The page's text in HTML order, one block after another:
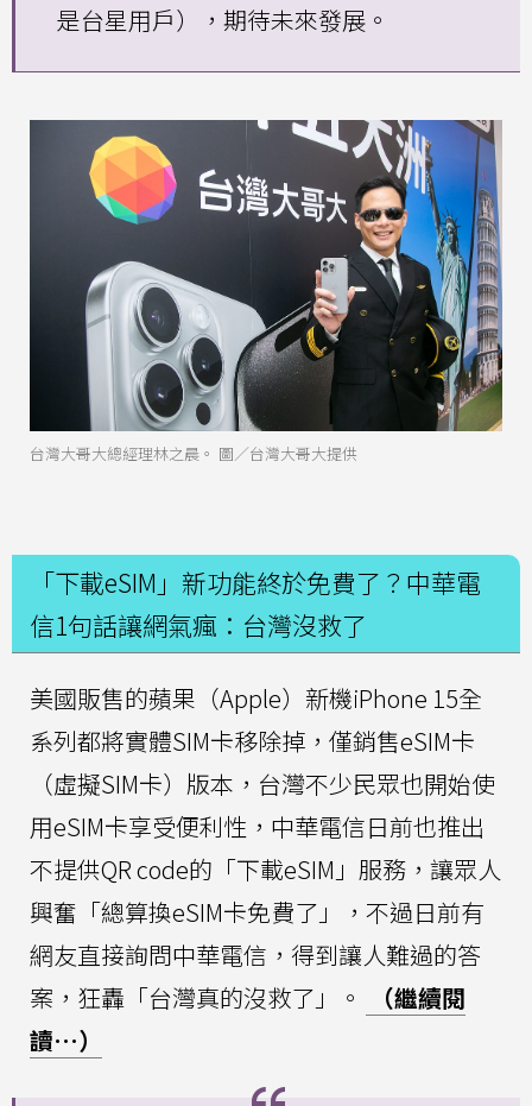
是台星用戶），期待未來發展。
台灣大哥大總經理林之晨。 圖／台灣大哥大提供
「下載eSIM」新功能終於免費了？中華電
信1句話讓網氣瘋：台灣沒救了
美國販售的蘋果（Apple）新機iPhone 15全
系列都將實體SIM卡移除掉，僅銷售eSIM卡
（虛擬SIM卡）版本，台灣不少民眾也開始使
用eSIM卡享受便利性，中華電信日前也推出
不提供QR code的「下載eSIM」服務，讓眾人
興奮「總算換eSIM卡免費了」，不過日前有
網友直接詢問中華電信，得到讓人難過的答
案，狂轟「台灣真的沒救了」。
（繼續閱
讀…）